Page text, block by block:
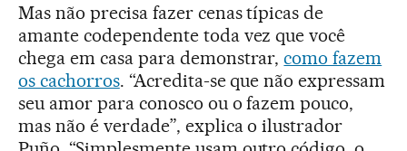
Mas não precisa fazer cenas típicas de
amante codependente toda vez que você
chega em casa para demonstrar,como fazem
os cachorros. “Acredita-se que não expressam
seu amor para conosco ou o fazem pouco,
mas não é verdade”, explica o ilustrador